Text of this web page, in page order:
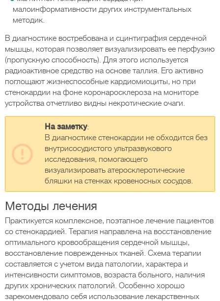
малоинформативности других инструментальных
методик.
В диагностике востребована и сцинтиграфия сердечной
мышцы, которая позволяет визуализировать ее перфузию
(пропускную способность). Для этого используется
радиоактивное средство на основе таллия. Его активно
поглощают жизнеспособные кардиомиоциты, но при
стенокардии на фоне коронаросклероза на мониторе
устройства отчетливо видны некротические очаги.
На заметку:
В диагностике стенокардии не обходится без
внутрисосудистого ультразвукового
исследования, помогающего
визуализировать атеросклеротические
бляшки на стенках кровеносных сосудов.
Методы лечения
Практикуется комплексное, поэтапное лечение пациентов
со стенокардией. Терапия направлена на восстановление
оптимального кровообращения сердечной мышцы,
восстановление поврежденных тканей. Схема терапии
составляется с учетом вида патологии, характера и
интенсивности симптомов, возраста больного, наличия
других хронических патологий. Особенно хорошо
зарекомендовало себя использование лекарственных